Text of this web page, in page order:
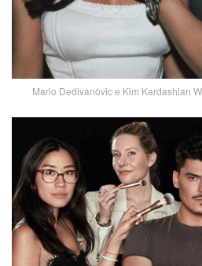
Mario Dedivanovic e Kim Kardashian